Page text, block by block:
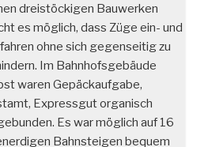
dreistöckigen Bauwerken
es möglich, dass Züge ein- und
ohne sich gegenseitig zu
Im Bahnhofsgebäude
waren Gepäckaufgabe,
Expressgut organisch
Es war möglich auf 16
Bahnsteigen bequem